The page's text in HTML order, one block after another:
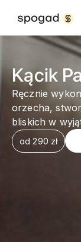
Kącik
Ręcznie
orzecha,
bliskich w
od 290 zł